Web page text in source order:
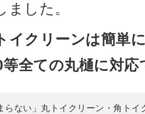
ました。
イクリーンは簡単
全ての丸樋に対応
らない」丸トイクリーン・角ト